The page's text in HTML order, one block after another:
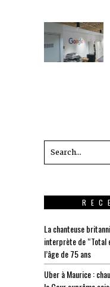
La chanteuse
interprète de “Total
l’âge de 75 ans
Uber à Maurice :